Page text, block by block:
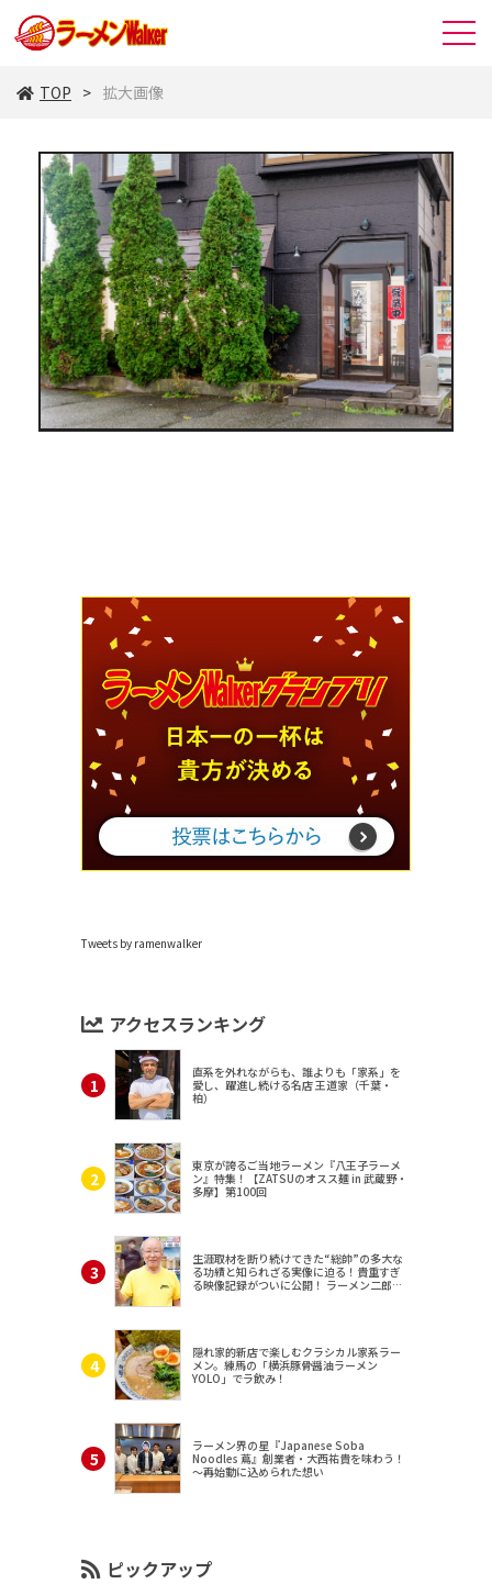
TOP 拡大画像
Tweets by ramenwalker
アクセスランキング
直系を外れながらも、誰よりも「家系」を
愛し、躍進し続ける名店 王道家（千葉・
柏）
東京が誇るご当地ラーメン『八王子ラーメ
ン』特集！【ZATSUのオスス麺 in 武蔵野・
多摩】第100回
生涯取材を断り続けてきた“総帥”の多大な
る功績と知られざる実像に迫る！貴重すぎ
る映像記録がついに公開！ ラーメン二郎
隠れ家的新店で楽しむクラシカル家系ラー
メン。練馬の「横浜豚骨醤油ラーメン
YOLO」でラ飲み！
ラーメン界の星『Japanese Soba
Noodles 蔦』創業者・大西祐貴を味わう！
～再始動に込められた想い
ピックアップ